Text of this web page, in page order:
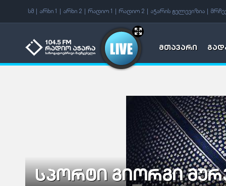
სმ არხი 1 არხი 2 რადიო 1 რადიო 2 აჭარის ტელევიზია
მთავარი
სპორტი გიორგი